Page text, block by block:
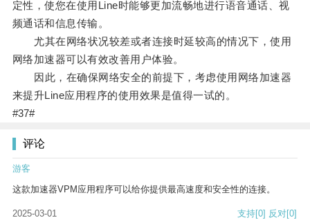
定性，使您在使用Line时能够更加流畅地进行语音通话、视
频通话和信息传输。
尤其在网络状况较差或者连接时延较高的情况下，使用
网络加速器可以有效改善用户体验。
因此，在确保网络安全的前提下，考虑使用网络加速器
来提升Line应用程序的使用效果是值得一试的。
#37#
评论
游客
这款加速器VPM应用程序可以给你提供最高速度和安全性的连接。
2025-03-01 支持[0] 反对[0]